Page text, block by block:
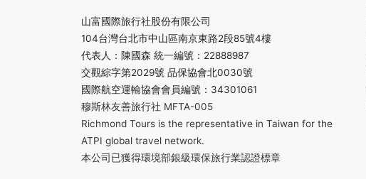
山富國際旅行社股份有限公司
104台灣台北市中山區南京東路2段85號4樓
代表人：陳國森 統一編號：22888987
交觀綜字第2029號 品保協會北0030號
國際航空運輸協會會員編號：34301061
穆斯林友善旅行社 MFTA-005
Richmond Tours is the representative in Taiwan for the
ATPI global travel network.
本公司已獲得環境部銀級環保旅行業認證標章